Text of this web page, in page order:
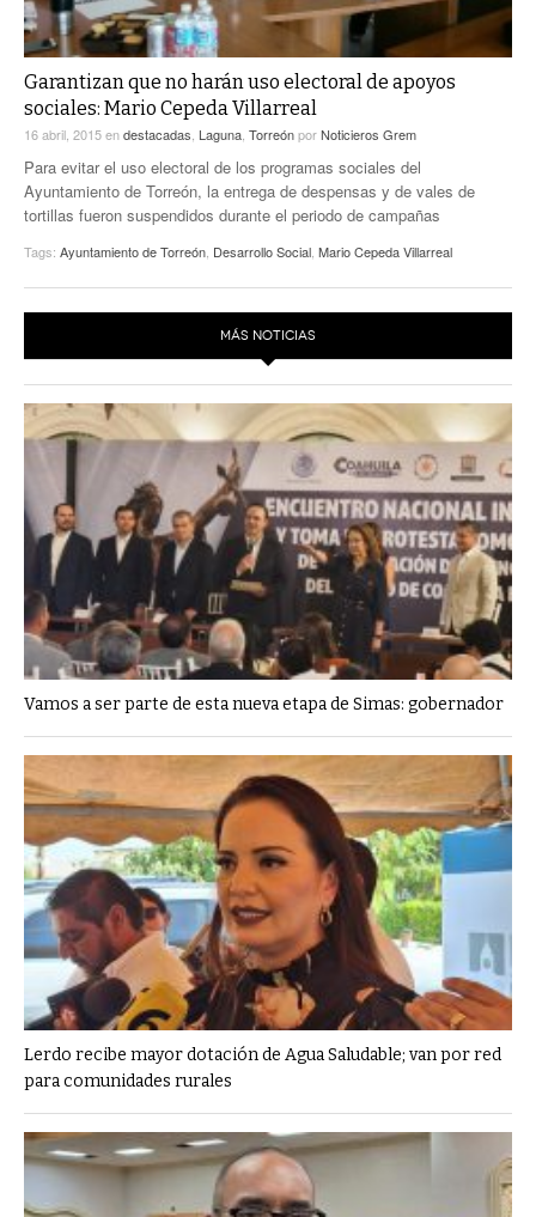
Garantizan que no harán uso electoral de apoyos
sociales: Mario Cepeda Villarreal
16 abril, 2015endestacadas Laguna TorreónporNoticieros Grem
Para evitar el uso electoral de los programas sociales del
Ayuntamiento de Torreón, la entrega de despensas y de vales de
tortillas fueron suspendidos durante el periodo de campañas
Tags: Ayuntamiento de Torreón Desarrollo Social Mario Cepeda Villarreal
MÁS NOTICIAS
Vamos a ser parte de esta nueva etapa de Simas: gobernador
Lerdo recibe mayor dotación de Agua Saludable; van por red
para comunidades rurales